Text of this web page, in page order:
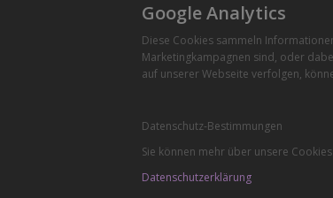
Google Analytics
Diese Cookies sammeln
Marketingkampagnen sind, oder
auf unserer Webseite verfolgen,
Datenschutz-Bestimmungen
Sie können mehr über unsere
Datenschutzerklärung